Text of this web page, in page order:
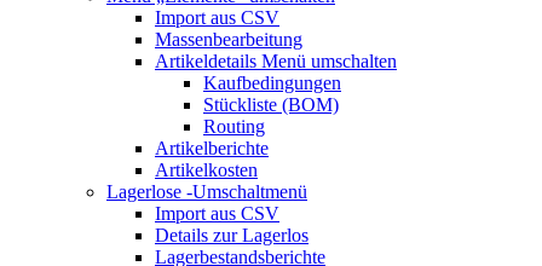
Import aus CSV
Massenbearbeitung
Artikeldetails Menü umschalten
Kaufbedingungen
Stückliste (BOM)
Routing
Artikelberichte
Artikelkosten
Lagerlose -Umschaltmenü
Import aus CSV
Details zur Lagerlos
Lagerbestandsberichte